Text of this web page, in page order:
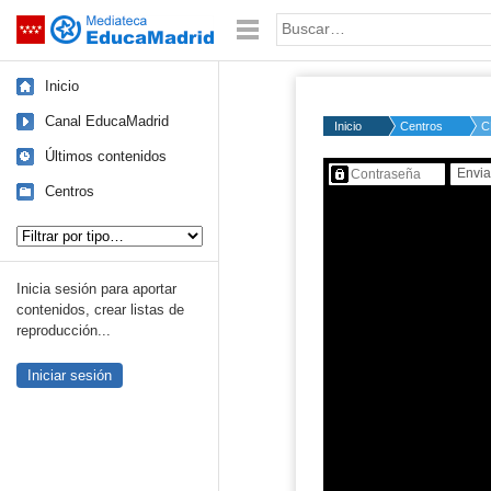
Saltar navegación Palabra o frase:
Inicio
Canal EducaMadrid
Últimos contenidos
Centros
Inicia sesión para aportar
contenidos, crear listas de
reproducción...
Iniciar sesión
Inicio Centros
Contenido protegido…